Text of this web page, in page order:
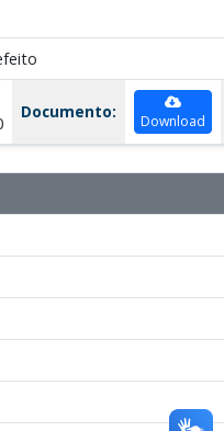
Documento: Download